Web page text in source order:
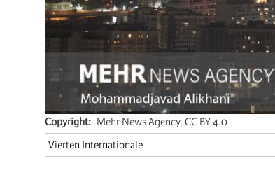
Copyright
Mehr News Agency, CC BY 4.0
Vierten Internationale